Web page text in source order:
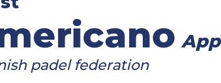
Beim Turnier anmelden App
padel federation